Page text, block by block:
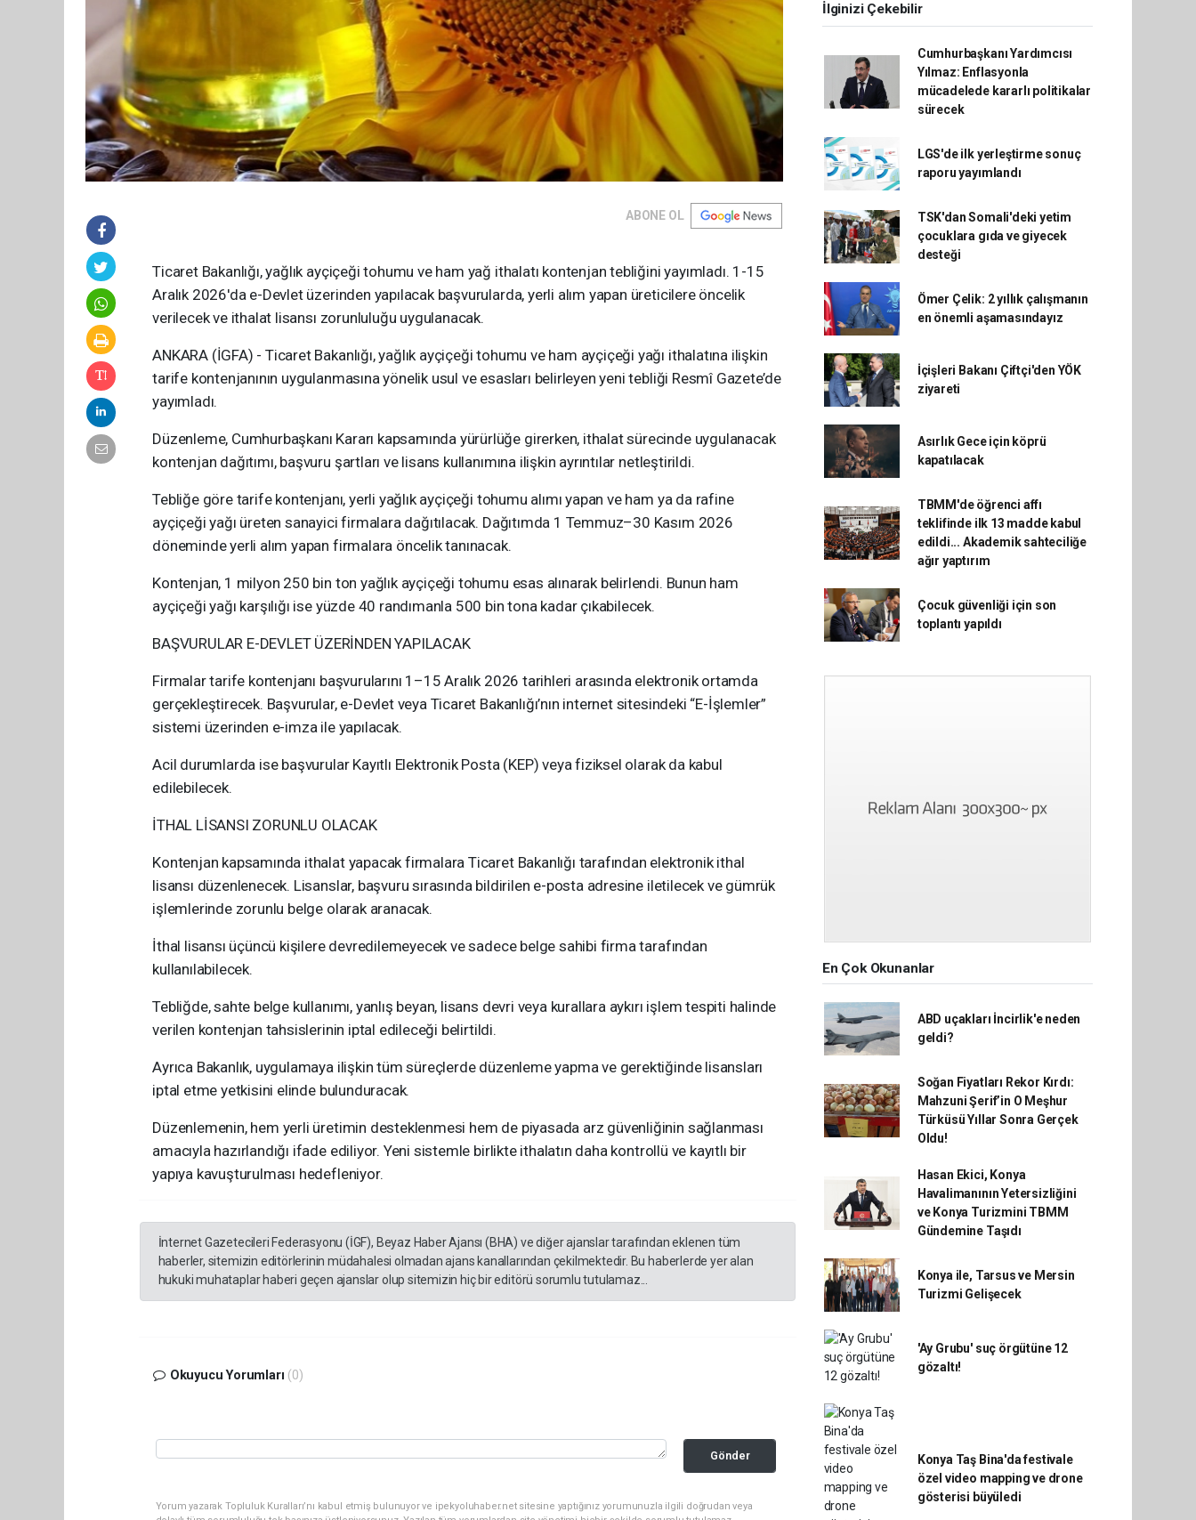
ABONE OL
Ticaret Bakanlığı, yağlık ayçiçeği tohumu ve ham yağ ithalatı kontenjan tebliğini yayımladı. 1-15
Aralık 2026'da e-Devlet üzerinden yapılacak başvurularda, yerli alım yapan üreticilere öncelik
verilecek ve ithalat lisansı zorunluluğu uygulanacak.
ANKARA (İGFA) - Ticaret Bakanlığı, yağlık ayçiçeği tohumu ve ham ayçiçeği yağı ithalatına ilişkin
tarife kontenjanının uygulanmasına yönelik usul ve esasları belirleyen yeni tebliği Resmî Gazete’de
yayımladı.
Düzenleme, Cumhurbaşkanı Kararı kapsamında yürürlüğe girerken, ithalat sürecinde uygulanacak
kontenjan dağıtımı, başvuru şartları ve lisans kullanımına ilişkin ayrıntılar netleştirildi.
Tebliğe göre tarife kontenjanı, yerli yağlık ayçiçeği tohumu alımı yapan ve ham ya da rafine
ayçiçeği yağı üreten sanayici firmalara dağıtılacak. Dağıtımda 1 Temmuz–30 Kasım 2026
döneminde yerli alım yapan firmalara öncelik tanınacak.
Kontenjan, 1 milyon 250 bin ton yağlık ayçiçeği tohumu esas alınarak belirlendi. Bunun ham
ayçiçeği yağı karşılığı ise yüzde 40 randımanla 500 bin tona kadar çıkabilecek.
BAŞVURULAR E-DEVLET ÜZERİNDEN YAPILACAK
Firmalar tarife kontenjanı başvurularını 1–15 Aralık 2026 tarihleri arasında elektronik ortamda
gerçekleştirecek. Başvurular, e-Devlet veya Ticaret Bakanlığı’nın internet sitesindeki “E-İşlemler”
sistemi üzerinden e-imza ile yapılacak.
Acil durumlarda ise başvurular Kayıtlı Elektronik Posta (KEP) veya fiziksel olarak da kabul
edilebilecek.
İTHAL LİSANSI ZORUNLU OLACAK
Kontenjan kapsamında ithalat yapacak firmalara Ticaret Bakanlığı tarafından elektronik ithal
lisansı düzenlenecek. Lisanslar, başvuru sırasında bildirilen e-posta adresine iletilecek ve gümrük
işlemlerinde zorunlu belge olarak aranacak.
İthal lisansı üçüncü kişilere devredilemeyecek ve sadece belge sahibi firma tarafından
kullanılabilecek.
Tebliğde, sahte belge kullanımı, yanlış beyan, lisans devri veya kurallara aykırı işlem tespiti halinde
verilen kontenjan tahsislerinin iptal edileceği belirtildi.
Ayrıca Bakanlık, uygulamaya ilişkin tüm süreçlerde düzenleme yapma ve gerektiğinde lisansları
iptal etme yetkisini elinde bulunduracak.
Düzenlemenin, hem yerli üretimin desteklenmesi hem de piyasada arz güvenliğinin sağlanması
amacıyla hazırlandığı ifade ediliyor. Yeni sistemle birlikte ithalatın daha kontrollü ve kayıtlı bir
yapıya kavuşturulması hedefleniyor.
İnternet Gazetecileri Federasyonu (İGF), Beyaz Haber Ajansı (BHA) ve diğer ajanslar tarafından eklenen tüm
haberler, sitemizin editörlerinin müdahalesi olmadan ajans kanallarından çekilmektedir. Bu haberlerde yer alan
hukuki muhataplar haberi geçen ajanslar olup sitemizin hiç bir editörü sorumlu tutulamaz...
Okuyucu Yorumları (0)
Gönder
Yorum yazarak Topluluk Kuralları’nı kabul etmiş bulunuyor ve ipekyoluhaber.net sitesine yaptığınız yorumunuzla ilgili doğrudan veya
İlginizi Çekebilir
Cumhurbaşkanı Yardımcısı
Yılmaz: Enflasyonla
mücadelede kararlı politikalar
sürecek
LGS'de ilk yerleştirme sonuç
raporu yayımlandı
TSK'dan Somali'deki yetim
çocuklara gıda ve giyecek
desteği
Ömer Çelik: 2 yıllık çalışmanın
en önemli aşamasındayız
İçişleri Bakanı Çiftçi'den YÖK
ziyareti
Asırlık Gece için köprü
kapatılacak
TBMM'de öğrenci affı
teklifinde ilk 13 madde kabul
edildi... Akademik sahteciliğe
ağır yaptırım
Çocuk güvenliği için son
toplantı yapıldı
En Çok Okunanlar
ABD uçakları İncirlik'e neden
geldi?
Soğan Fiyatları Rekor Kırdı:
Mahzuni Şerif’in O Meşhur
Türküsü Yıllar Sonra Gerçek
Oldu!
Hasan Ekici, Konya
Havalimanının Yetersizliğini
ve Konya Turizmini TBMM
Gündemine Taşıdı
Konya ile, Tarsus ve Mersin
Turizmi Gelişecek
'Ay Grubu' suç örgütüne 12
gözaltı!
Konya Taş Bina'da festivale
özel video mapping ve drone
gösterisi büyüledi